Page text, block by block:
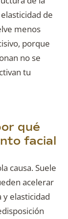
de
menos
porque
no se
tu
qué
facial
causa. Suele
acelerar
y elasticidad